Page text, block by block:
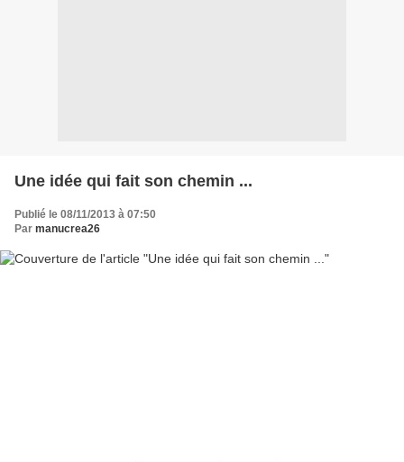
Une idée qui fait son chemin ...
Publié le 08/11/2013 à 07:50
Par manucrea26